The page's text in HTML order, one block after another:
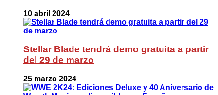
10 abril 2024
Stellar Blade tendrá demo gratuita a partir
del 29 de marzo
25 marzo 2024